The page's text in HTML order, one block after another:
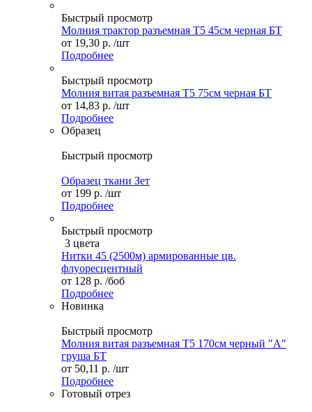
Быстрый просмотр
Молния трактор разъемная Т5 45см черная БТ
от 19,30 р. /шт
Подробнее
Быстрый просмотр
Молния витая разъемная Т5 75см черная БТ
от 14,83 р. /шт
Подробнее
Образец
Быстрый просмотр
Образец ткани Зет
от 199 р. /шт
Подробнее
Быстрый просмотр
3 цвета
Нитки 45 (2500м) армированные цв.
флуоресцентный
от 128 р. /боб
Подробнее
Новинка
Быстрый просмотр
Молния витая разъемная Т5 170см черный "А"
груша БТ
от 50,11 р. /шт
Подробнее
Готовый отрез